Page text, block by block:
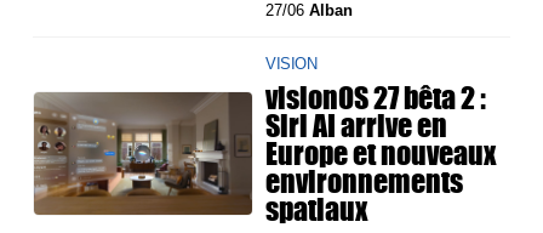
27/06Alban
VISION
visionOS 27 bêta 2 :
Siri AI arrive en
Europe et nouveaux
environnements
spatiaux